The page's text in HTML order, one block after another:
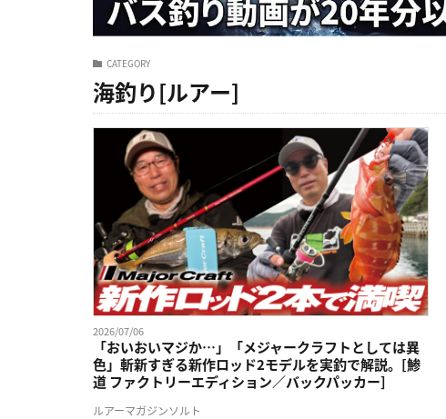
CATEGORY
海釣り[ルアー]
2026/07/06
「おいおいマジか…」「メジャークラフトとしては異
色」斬新すぎる新作ロッド2モデルを実釣で解説。[鯵
道 ファクトリーエディション／バックパッカー]
ルアーマガジンソルト